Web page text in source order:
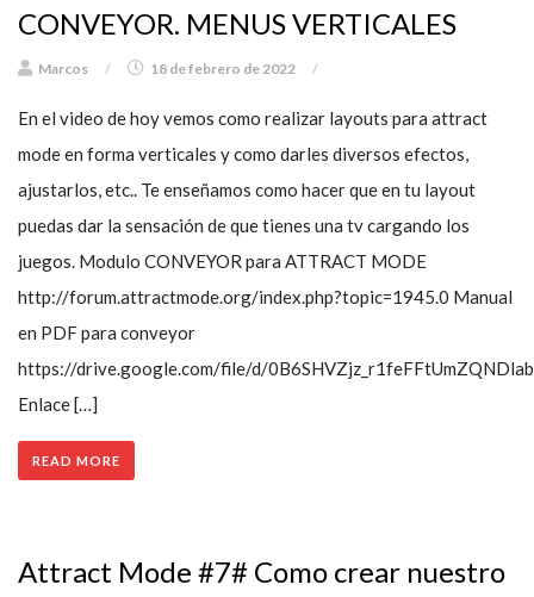
CONVEYOR. MENUS VERTICALES
Marcos / 18 de febrero de 2022 /
En el video de hoy vemos como realizar layouts para attract
mode en forma verticales y como darles diversos efectos,
ajustarlos, etc.. Te enseñamos como hacer que en tu layout
puedas dar la sensación de que tienes una tv cargando los
juegos. Modulo CONVEYOR para ATTRACT MODE
http://forum.attractmode.org/index.php?topic=1945.0 Manual
en PDF para conveyor
https://drive.google.com/file/d/
Enlace […]
READ MORE
Attract Mode #7# Como crear nuestro